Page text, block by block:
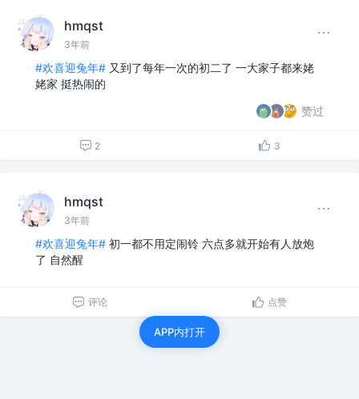
hmqst
3年前
#欢喜迎兔年# 又到了每年一次的初二了 一大家子都来姥
姥家 挺热闹的
赞过
2 3
hmqst
3年前
#欢喜迎兔年# 初一都不用定闹铃 六点多就开始有人放炮
了 自然醒
评论 点赞
APP内打开